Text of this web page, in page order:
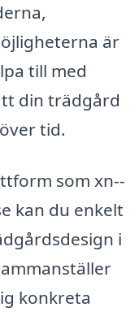
är
till med
din trädgård
tid.
som xn--
kan du enkelt
i
konkreta